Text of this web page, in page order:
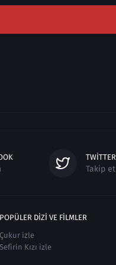
TWITTER
Takip et
POPÜLER DIZI VE FILMLER
Çukur izle
Sefirin Kızı izle